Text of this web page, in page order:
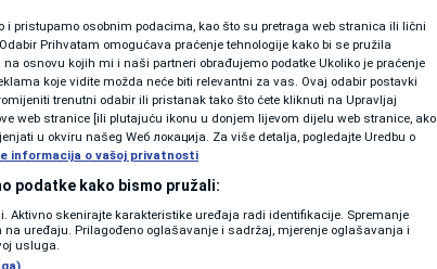
i pristupamo osobnim podacima, kao što su pretraga web stranica ili lični
Prihvatam omogućava praćenje tehnologije kako bi se pružila
osnovu kojih mi i naši partneri obrađujemo podatke Ukoliko je praćenje
koje vidite možda neće biti relevantni za vas. Ovaj odabir postavki
trenutni odabir ili pristanak tako što ćete kliknuti na Upravljaj
web stranice [ili plutajuću ikonu u donjem lijevom dijelu web stranice, ako
u okviru našeg Wеб локација. Za više detalja, pogledajte Uredbu o
informacija o vašoj privatnosti
podatke kako bismo pružali:
Aktivno skenirajte karakteristike uređaja radi identifikacije. Spremanje
uređaju. Prilagođeno oglašavanje i sadržaj, mjerenje oglašavanja i
usluga.